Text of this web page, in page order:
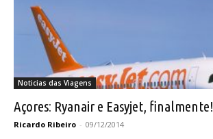
Noticias das Viagens
Açores: Ryanair e Easyjet, finalmente!
Ricardo Ribeiro - 09/12/2014